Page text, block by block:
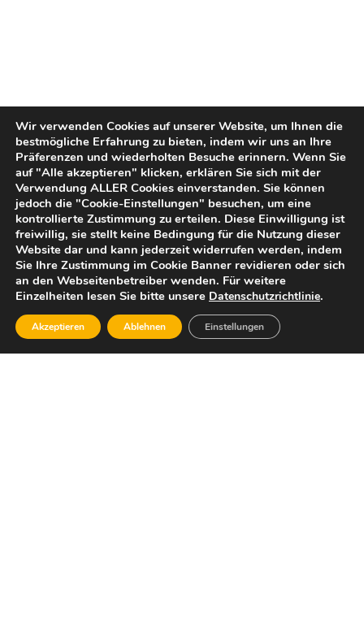
Wir verwenden Cookies auf unserer Website, um Ihnen die
bestmögliche Erfahrung zu bieten, indem wir uns an Ihre
Präferenzen und wiederholten Besuche erinnern. Wenn Sie
auf "Alle akzeptieren" klicken, erklären Sie sich mit der
Verwendung ALLER Cookies einverstanden. Sie können
jedoch die "Cookie-Einstellungen" besuchen, um eine
kontrollierte Zustimmung zu erteilen. Diese Einwilligung ist
freiwillig, sie stellt keine Bedingung für die Nutzung dieser
Website dar und kann jederzeit widerrufen werden, indem
Sie Ihre Zustimmung im Cookie Banner revidieren oder sich
an den Webseitenbetreiber wenden. Für weitere
Einzelheiten lesen Sie bitte unsere Datenschutzrichtlinie.
Akzeptieren Ablehnen Einstellungen